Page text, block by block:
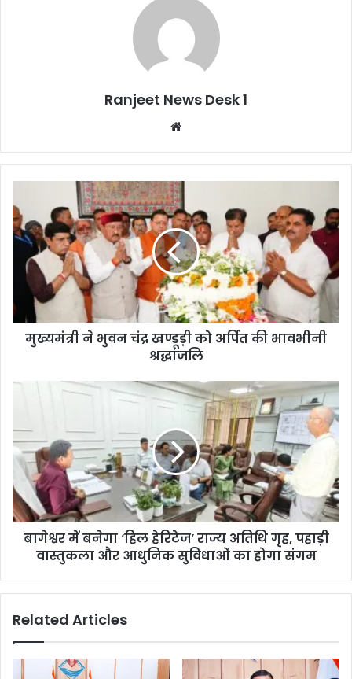
Ranjeet News Desk 1
te
मुख्यमंत्री ने भुवन चंद्र खण्डूड़ी को अर्पित की भावभीनी
श्रद्धांजलि
बागेश्वर में बनेगा ‘हिल हेरिटेज’ राज्य अतिथि गृह, पहाड़ी
वास्तुकला और आधुनिक सुविधाओं का होगा संगम
Related Articles